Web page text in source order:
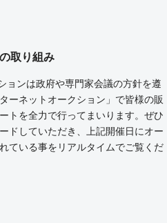
取り組み
ョンは政府や専門家会議の方針を遵
ーネットオークション」で皆様の販
トを全力で行ってまいります。ぜひ
ドしていただき、上記開催日にオー
ている事をリアルタイムでご覧くだ